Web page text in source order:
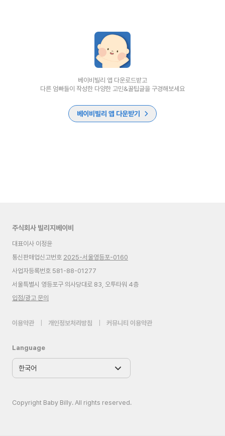
베이비빌리 앱 다운로드받고
다른 엄빠들이 작성한 다양한 고민&꿀팁글을 구경해보세요
베이비빌리 앱 다운받기
주식회사 빌리지베이비
대표이사 이정윤
통신판매업신고번호 2025-서울영등포-0160
사업자등록번호 581-88-01277
서울특별시 영등포구 의사당대로 83, 오투타워 4층
입점/광고 문의
이용약관 개인정보처리방침 커뮤니티 이용약관
Language
Copyright Baby Billy. All rights reserved.